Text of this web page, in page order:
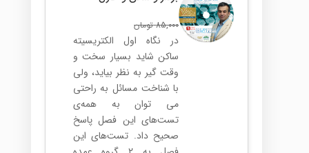
85,000 تومان
در نگاه اول الکتریسیته
ساکن شاید بسیار سخت و
وقت گیر به نظر بیاید، ولی
با شناخت مسائل به راحتی
می توان به همه‌ی
تست‌های این فصل پاسخ
صحیح داد. تست‌های این